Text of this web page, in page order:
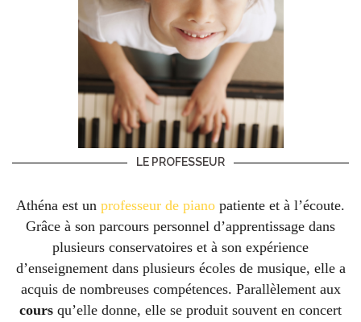
LE PROFESSEUR
Athéna est un professeur de piano patiente et à l’écoute.
Grâce à son parcours personnel d’apprentissage dans
plusieurs conservatoires et à son expérience
d’enseignement dans plusieurs écoles de musique, elle a
acquis de nombreuses compétences. Parallèlement aux
cours qu’elle donne, elle se produit souvent en concert